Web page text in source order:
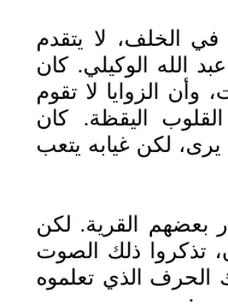
الخلف، لا يتقدم
الله الوكيلي. كان
الزوايا لا تقوم
اليقظة. كان
لكن غيابه يتعب
بعضهم القرية. لكن
تذكروا ذلك الصوت
الحرف الذي تعلموه